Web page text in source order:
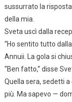
sussurrato la
della mia.
Sveta uscì dalla
“Ho sentito tutto
Annuii. La gola si
“Ben fatto,” disse
Quella sera, sedetti
più. Ma sapevo —